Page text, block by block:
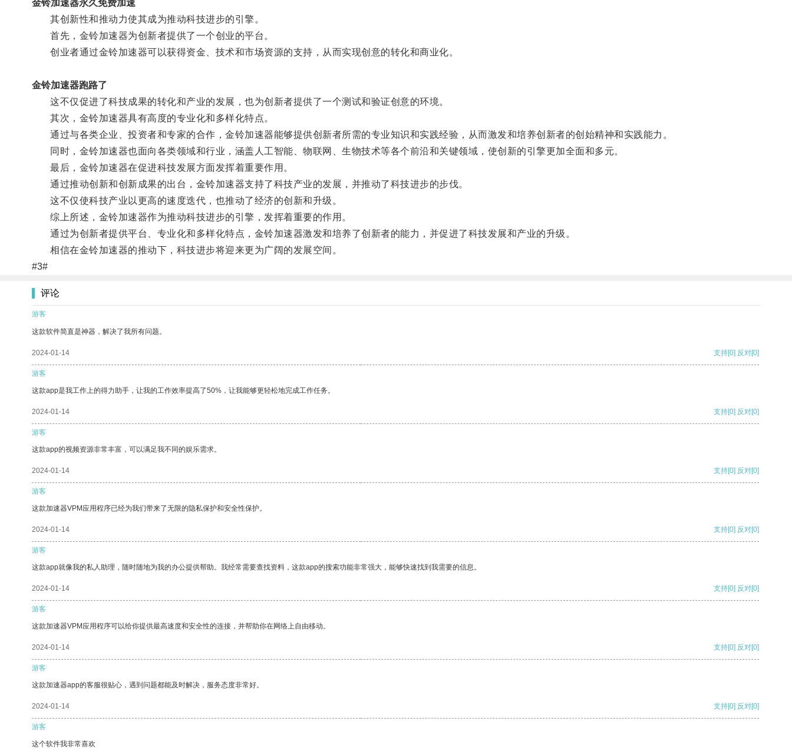
金铃加速器永久免费加速
其创新性和推动力使其成为推动科技进步的引擎。
首先，金铃加速器为创新者提供了一个创业的平台。
创业者通过金铃加速器可以获得资金、技术和市场资源的支持，从而实现创意的转化和商业化。
金铃加速器跑路了
这不仅促进了科技成果的转化和产业的发展，也为创新者提供了一个测试和验证创意的环境。
其次，金铃加速器具有高度的专业化和多样化特点。
通过与各类企业、投资者和专家的合作，金铃加速器能够提供创新者所需的专业知识和实践经验，从而激发和培养创新者的创始精神和实践能力。
同时，金铃加速器也面向各类领域和行业，涵盖人工智能、物联网、生物技术等各个前沿和关键领域，使创新的引擎更加全面和多元。
最后，金铃加速器在促进科技发展方面发挥着重要作用。
通过推动创新和创新成果的出台，金铃加速器支持了科技产业的发展，并推动了科技进步的步伐。
这不仅使科技产业以更高的速度迭代，也推动了经济的创新和升级。
综上所述，金铃加速器作为推动科技进步的引擎，发挥着重要的作用。
通过为创新者提供平台、专业化和多样化特点，金铃加速器激发和培养了创新者的能力，并促进了科技发展和产业的升级。
相信在金铃加速器的推动下，科技进步将迎来更为广阔的发展空间。
#3#
评论
游客
这款软件简直是神器，解决了我所有问题。
2024-01-14 支持[0] 反对[0]
游客
这款app是我工作上的得力助手，让我的工作效率提高了50%，让我能够更轻松地完成工作任务。
2024-01-14 支持[0] 反对[0]
游客
这款app的视频资源非常丰富，可以满足我不同的娱乐需求。
2024-01-14 支持[0] 反对[0]
游客
这款加速器VPM应用程序已经为我们带来了无限的隐私保护和安全性保护。
2024-01-14 支持[0] 反对[0]
游客
这款app就像我的私人助理，随时随地为我的办公提供帮助。我经常需要查找资料，这款app的搜索功能非常强大，能够快速找到我需要的信息。
2024-01-14 支持[0] 反对[0]
游客
这款加速器VPM应用程序可以给你提供最高速度和安全性的连接，并帮助你在网络上自由移动。
2024-01-14 支持[0] 反对[0]
游客
这款加速器app的客服很贴心，遇到问题都能及时解决，服务态度非常好。
2024-01-14 支持[0] 反对[0]
游客
这个软件我非常喜欢